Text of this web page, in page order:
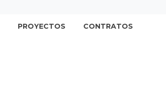
PROYECTOS CONTRATOS